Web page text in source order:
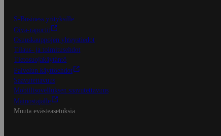
S-Business yrityksille
Oiva-raportit
Osuuskauppojen yhteystiedot
Tilaus- ja toimitusehdot
Tietosuojakäytäntö
Palvelun käyttöehdot
Saavutettavuus
Mobiilisovelluksen saavutettavuus
Mainostajalle
Muuta evästeasetuksia